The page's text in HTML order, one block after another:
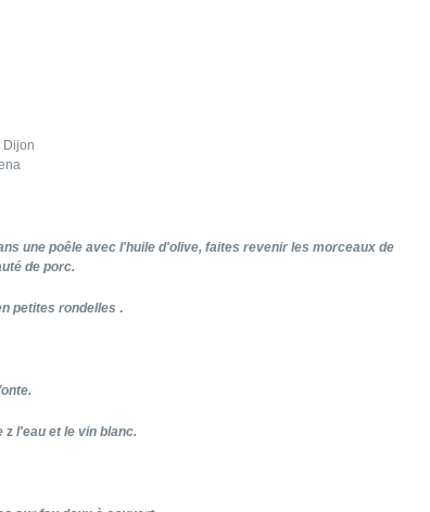
Dijon
une poêle avec l'huile d'olive, faites revenir les morceaux de
de porc.
petites rondelles .
z l'eau et le vin blanc.